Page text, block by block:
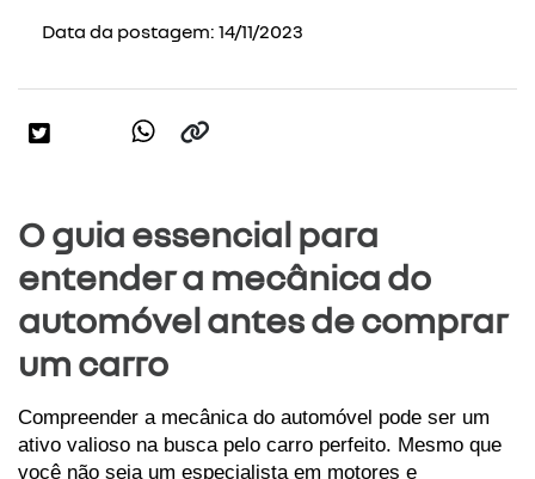
Data da postagem: 14/11/2023
O guia essencial para
entender a mecânica do
automóvel antes de comprar
um carro
Compreender a mecânica do automóvel pode ser um
ativo valioso na busca pelo carro perfeito. Mesmo que
você não seja um especialista em motores e